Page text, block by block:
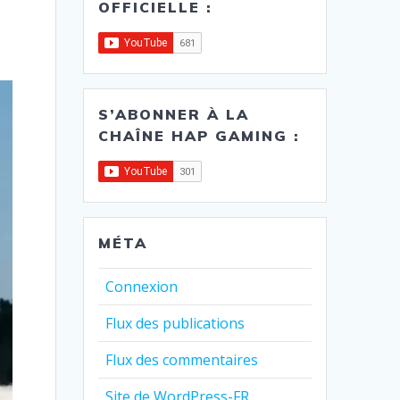
OFFICIELLE :
S’ABONNER À LA
CHAÎNE HAP GAMING :
MÉTA
Connexion
Flux des publications
Flux des commentaires